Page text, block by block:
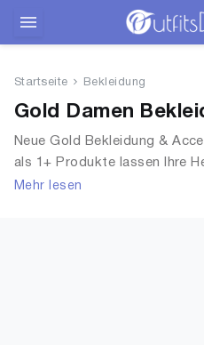
Bekleidung
Wäsche
Schuhe
Startseite Bekleidung
Gold Damen
Neue Gold Bekleidung &
als 1+ Produkte lassen Ihre
Entdecken Sie unsere
Mehr lesen